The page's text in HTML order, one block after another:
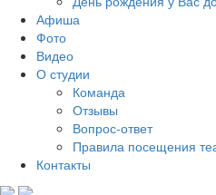
Афиша
Фото
Видео
О студии
Команда
Отзывы
Вопрос-ответ
Правила посещения
Контакты